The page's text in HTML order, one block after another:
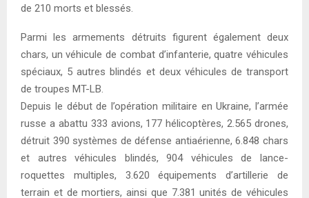
de 210 morts et blessés.
Parmi les armements détruits figurent également deux
chars, un véhicule de combat d’infanterie, quatre véhicules
spéciaux, 5 autres blindés et deux véhicules de transport
de troupes MT-LB.
Depuis le début de l’opération militaire en Ukraine, l’armée
russe a abattu 333 avions, 177 hélicoptères, 2.565 drones,
détruit 390 systèmes de défense antiaérienne, 6.848 chars
et autres véhicules blindés, 904 véhicules de lance-
roquettes multiples, 3.620 équipements d’artillerie de
terrain et de mortiers, ainsi que 7.381 unités de véhicules